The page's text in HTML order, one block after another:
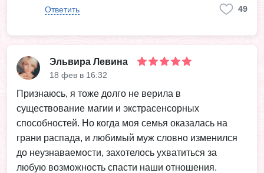
Ответить 49
Эльвира Левина
18 фев в 16:32
Признаюсь, я тоже долго не верила в
существование магии и экстрасенсорных
способностей. Но когда моя семья оказалась на
грани распада, и любимый муж словно изменился
до неузнаваемости, захотелось ухватиться за
любую возможность спасти наши отношения.